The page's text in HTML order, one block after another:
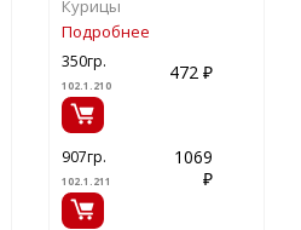
Курицы
Подробнее
350гр.
102.1.210
472 ₽
907гр.
102.1.211
1069
₽